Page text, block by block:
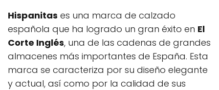
Hispanitas es una marca de calzado
española que ha logrado un gran éxito en El
Corte Inglés, una de las cadenas de grandes
almacenes más importantes de España. Esta
marca se caracteriza por su diseño elegante
y actual, así como por la calidad de sus